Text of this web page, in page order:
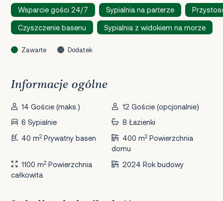
Wsparcie gości 24/7 Sypialnia na parterze
Czyszczenie basenu Sypialnia z widokiem na morze
Zawarte Dodatek
Informacje ogólne
14 Goście (maks.)
12 Goście (opcjonalnie)
6 Sypialnie
8 Łazienki
40 m2 Prywatny basen 400 m2Powierzchnia
domu
1100 m2 Powierzchnia
całkowita
2024 Rok budowy